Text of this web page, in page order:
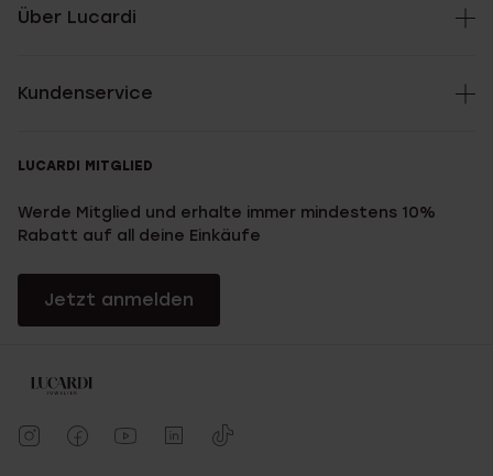
Über Lucardi
Kundenservice
LUCARDI MITGLIED
Werde Mitglied und erhalte immer mindestens 10%
Rabatt auf all deine Einkäufe
Jetzt anmelden